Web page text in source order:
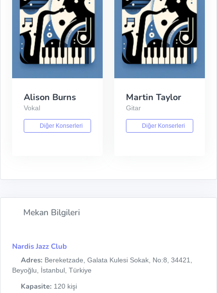
Alison Burns
Vokal
Diğer Konserleri
Martin Taylor
Gitar
Diğer Konserleri
Mekan Bilgileri
Nardis Jazz Club
Adres: Bereketzade, Galata Kulesi Sokak, No:8, 34421,
Beyoğlu, İstanbul, Türkiye
Kapasite: 120 kişi